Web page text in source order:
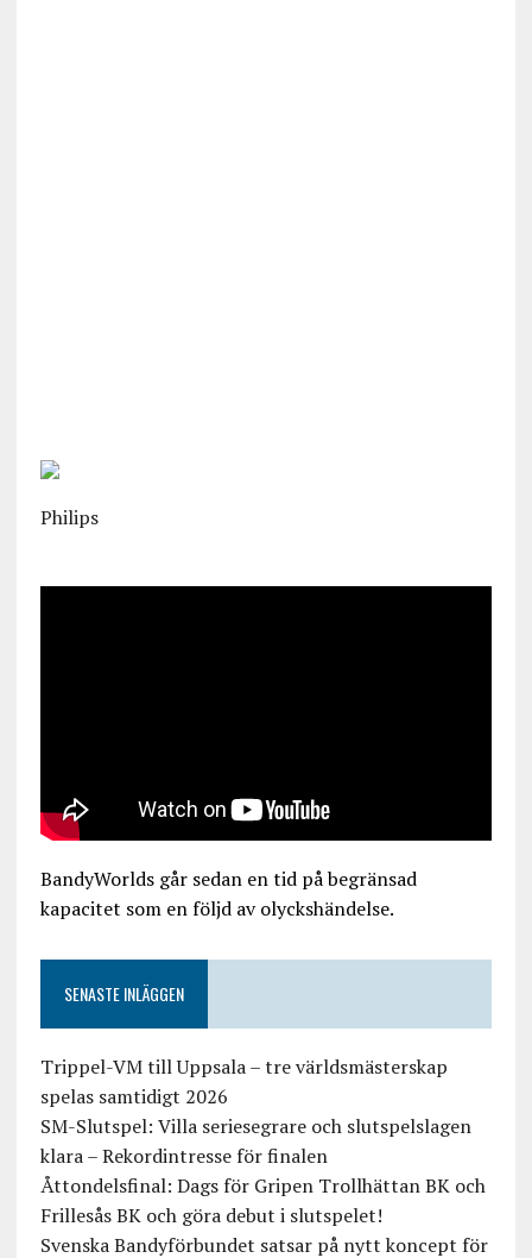
Philips
BandyWorlds går sedan en tid på begränsad
kapacitet som en följd av olyckshändelse.
SENASTE INLÄGGEN
Trippel-VM till Uppsala – tre världsmästerskap
spelas samtidigt 2026
SM-Slutspel: Villa seriesegrare och slutspelslagen
klara – Rekordintresse för finalen
Åttondelsfinal: Dags för Gripen Trollhättan BK och
Frillesås BK och göra debut i slutspelet!
Svenska Bandyförbundet satsar på nytt koncept för